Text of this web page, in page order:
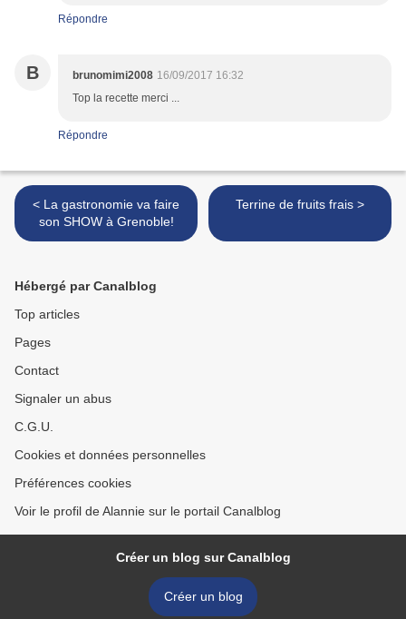
Répondre
B brunomimi2008 16/09/2017 16:32
Top la recette merci ...
Répondre
< La gastronomie va faire
son SHOW à Grenoble!
Terrine de fruits frais >
Hébergé par Canalblog
Top articles
Pages
Contact
Signaler un abus
C.G.U.
Cookies et données personnelles
Préférences cookies
Voir le profil de Alannie sur le portail Canalblog
Créer un blog sur Canalblog
Créer un blog